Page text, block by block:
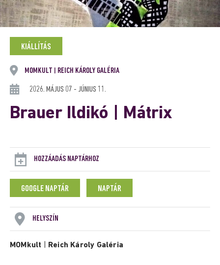
KIÁLLÍTÁS
MOMKULT REICH KÁROLY GALÉRIA
2026. MÁJUS 07 - JÚNIUS 11.
Brauer Ildikó | Mátrix
HOZZÁADÁS NAPTÁRHOZ
GOOGLE NAPTÁR NAPTÁR
HELYSZÍN
MOMkult Reich Károly Galéria